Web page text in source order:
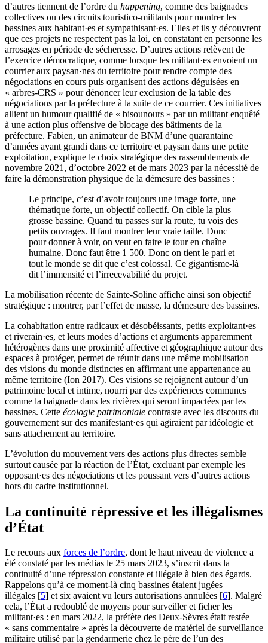
d’autres tiennent de l’ordre du happening, comme des baignades
collectives ou des circuits touristico-militants pour montrer les
bassines aux habitant·es et sympathisant·es. Elles et ils y découvrent
que ces projets ne respectent pas la loi, en constatant en personne les
arrosages en période de sécheresse. D’autres actions relèvent de
l’exercice démocratique, comme lorsque les militant·es envoient un
courrier aux paysan·nes du territoire pour rendre compte des
négociations en cours puis organisent des actions déguisées en
« arbres-CRS » pour dénoncer leur exclusion de la table des
négociations par la préfecture à la suite de ce courrier. Ces initiatives
allient un humour qualifié de « bisounours » par un militant enquêté
à une action plus offensive de blocage des bâtiments de la
préfecture. Fabien, un animateur de BNM d’une quarantaine
d’années ayant grandi dans ce territoire et paysan dans une petite
exploitation, explique le choix stratégique des rassemblements de
novembre 2021, d’octobre 2022 et de mars 2023 par la nécessité de
faire la démonstration physique de la démesure des bassines :
Le principe, c’est d’avoir toujours une image forte, une
thématique forte, un objectif collectif. On cible la plus
grosse bassine. Quand tu passes sur la route, tu vois des
petits ouvrages. Il faut montrer leur vraie taille. Donc
pour donner à voir, on veut en faire le tour en chaîne
humaine. Donc faut être 1 500. Donc on tient le pari et
tout le monde se dit que c’est colossal. Ce gigantisme-là
dit l’immensité et l’irrecevabilité du projet.
La mobilisation récente de Sainte-Soline affiche ainsi son objectif
stratégique : montrer, par l’effet de masse, la démesure des bassines.
La cohabitation entre radicaux et désobéissants, petits exploitant·es
et riverain·es, et leurs modes d’actions et arguments apparemment
hétérogènes dans une proximité affective et géographique autour des
espaces à protéger, permet de réunir dans une même mobilisation
des visions du monde distinctes en affirmant une appartenance au
même territoire (Ion 2017). Ces visions se rejoignent autour d’un
patrimoine local et intime, nourri par des expériences communes
comme la baignade dans les rivières qui seront impactées par les
bassines. Cette écologie patrimoniale contraste avec les discours du
gouvernement sur des manifestant·es qui agiraient par idéologie et
sans attachement au territoire.
L’évolution du mouvement vers des actions plus directes semble
surtout causée par la réaction de l’État, excluant par exemple les
opposant·es des négociations et les poussant vers d’autres actions
hors du cadre institutionnel.
La continuité répressive et les illégalismes
d’État
Le recours aux forces de l’ordre, dont le haut niveau de violence a
été constaté par les médias le 25 mars 2023, s’inscrit dans la
continuité d’une répression constante et illégale à bien des égards.
Rappelons qu’à ce moment-là cinq bassines étaient jugées
illégales [5] et six avaient vu leurs autorisations annulées [6]. Malgré
cela, l’État a redoublé de moyens pour surveiller et ficher les
militant·es : en mars 2022, la préfète des Deux-Sèvres était restée
« sans commentaire » après la découverte de matériel de surveillance
militaire utilisé par la gendarmerie chez le père de l’un des